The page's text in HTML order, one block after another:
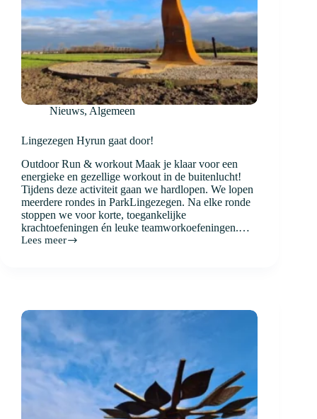
Nieuws, Algemeen
Lingezegen Hyrun gaat door!
Outdoor Run & workout Maak je klaar voor een
energieke en gezellige workout in de buitenlucht!
Tijdens deze activiteit gaan we hardlopen. We lopen
meerdere rondes in ParkLingezegen. Na elke ronde
stoppen we voor korte, toegankelijke
krachtoefeningen én leuke teamworkoefeningen.…
Lees meer
Lingezegen